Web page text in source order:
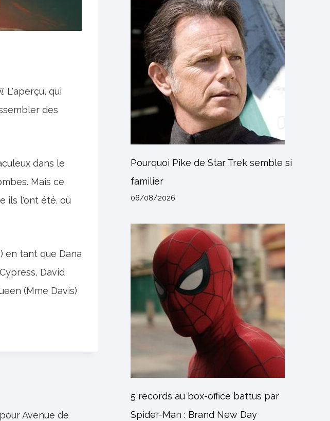
. L'aperçu, qui
des
dans le
Mais ce
ils l'ont été. où
en tant que Dana
David
(Mme Davis)
Avenue de
Pourquoi Pike de Star Trek semble si
familier
06/08/2026
5 records au box-office battus par
Spider-Man : Brand New Day